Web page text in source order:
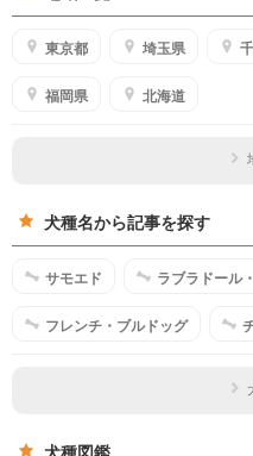
東京都 埼玉県
福岡県 北海道
犬種名から記事を探す
サモエド ラブラドール
フレンチ・ブルドッグ
犬種図鑑